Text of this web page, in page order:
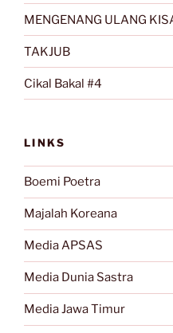
MENGENANG ULANG
TAKJUB
Cikal Bakal #4
LINKS
Boemi Poetra
Majalah Koreana
Media APSAS
Media Dunia Sastra
Media Jawa Timur